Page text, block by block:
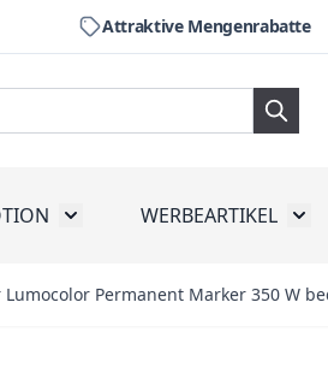
Attraktive Mengenrabatte
Drinkware
Toggle submenu for
WERBEARTIKEL
Permanent Marker 350 W